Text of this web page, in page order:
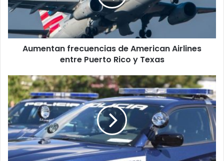
entre
y
TexasAumentan frecuencias de American Airlines
entre Puerto Rico y Texas
Muere
en
accidente
con
“four
track”